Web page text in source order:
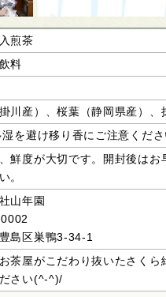
煎茶
料
川産）、桜葉（静岡県産）、
を避け移り香にご注意くださ
鮮度が大切です。開封後はお
。
山年園
島区巣鴨3-34-1
茶屋がこだわり抜いたさくら
さい(^-^)/